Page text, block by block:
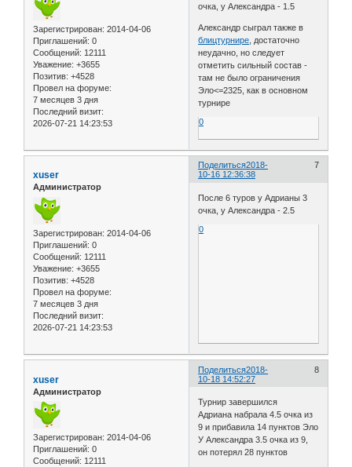
Зарегистрирован: 2014-04-06
Приглашений: 0
Сообщений: 12111
Уважение: +3655
Позитив: +4528
Провел на форуме:
7 месяцев 3 дня
Последний визит:
2026-07-21 14:23:53
очка, у Александра - 1.5
Александр сыграл также в
блицтурнире , достаточно
неудачно, но следует
отметить сильный состав -
там не было ограничения
Эло<=2325, как в основном
турнире
0
Поделиться 7
2018-
10-16 12:36:38
xuser
Администратор
Зарегистрирован: 2014-04-06
Приглашений: 0
Сообщений: 12111
Уважение: +3655
Позитив: +4528
Провел на форуме:
7 месяцев 3 дня
Последний визит:
2026-07-21 14:23:53
После 6 туров у Адрианы 3
очка, у Александра - 2.5
0
Поделиться 8
2018-
10-18 14:52:27
xuser
Администратор
Зарегистрирован: 2014-04-06
Приглашений: 0
Сообщений: 12111
Турнир завершился
Адриана набрала 4.5 очка из
9 и прибавила 14 пунктов Эло
У Александра 3.5 очка из 9,
он потерял 28 пунктов